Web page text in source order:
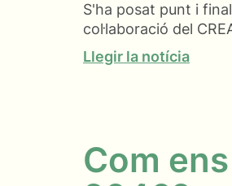
S'ha posat punt i
col·laboració del
Llegir la notícia
Com